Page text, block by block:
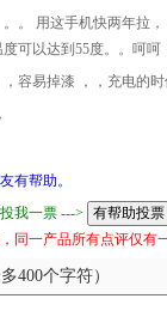
。 用这手机快两年拉
度可以达到55度。。呵呵
容易掉漆 ，，充电的
有帮助。
我一票 --->
同一产品所有点评仅有
400个字符）